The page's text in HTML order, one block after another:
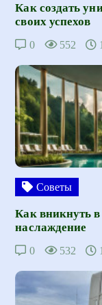
Как создать
своих успехов
0 552
Советы
Как вникнуть в
наслаждение
0 532